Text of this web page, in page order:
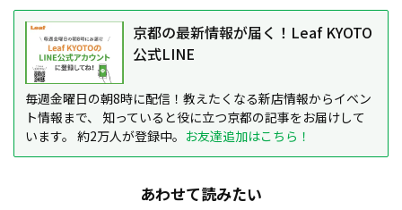
京都の最新情報が届く！Leaf KYOTO
公式LINE
毎週金曜日の朝8時に配信！教えたくなる新店情報からイベン
ト情報まで、 知っていると役に立つ京都の記事をお届けして
います。 約2万人が登録中。 お友達追加はこちら！
あわせて読みたい